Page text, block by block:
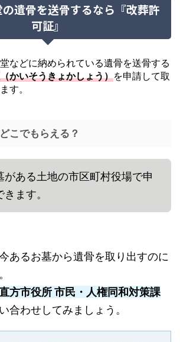
遺骨を送骨するなら『改葬許
可証』
などに納められている遺骨を送骨する
かいそうきょかしょう）を申請して取
す。
こでもらえる？
がある土地の市区町村役場で申
きます。
あるお墓から遺骨を取り出すのに
方市役所 市民・人権同和対策課
合わせしてみましょう。